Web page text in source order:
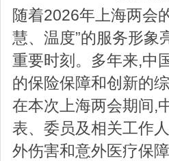
随着2026年上海两会
慧、温度”的服务形象
重要时刻。多年来,中
的保险保障和创新的
在本次上海两会期间,
表、委员及相关工作
外伤害和意外医疗保